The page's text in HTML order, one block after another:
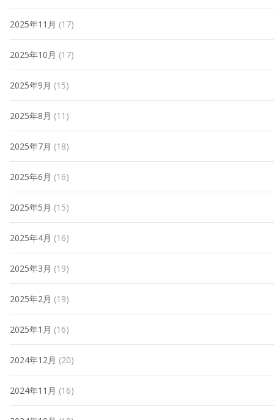
2025年11月 (17)
2025年10月 (17)
2025年9月 (15)
2025年8月 (11)
2025年7月 (18)
2025年6月 (16)
2025年5月 (15)
2025年4月 (16)
2025年3月 (19)
2025年2月 (19)
2025年1月 (16)
2024年12月 (20)
2024年11月 (16)